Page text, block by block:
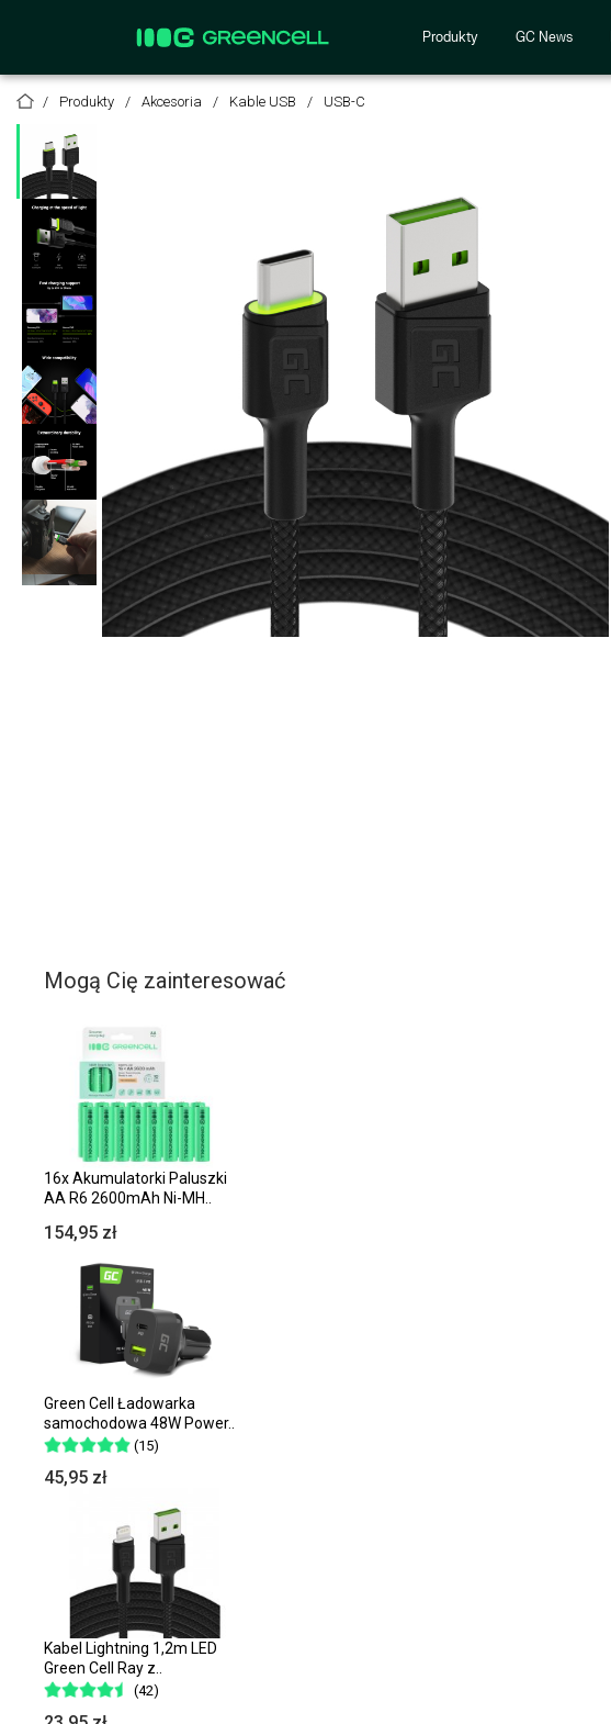
Produkty GC News
Produkty Akcesoria Kable USB USB-C
Mogą Cię zainteresować
16x Akumulatorki Paluszki
AA R6 2600mAh Ni-MH..
154,95 zł
Green Cell Ładowarka
samochodowa 48W Power..
(15)
45,95 zł
Kabel Lightning 1,2m LED
Green Cell Ray z..
(42)